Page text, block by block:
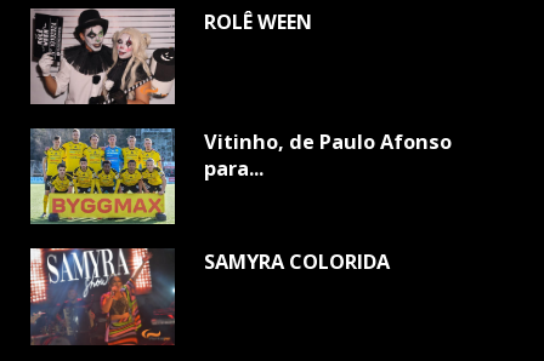
ROLÊ WEEN
Vitinho, de Paulo Afonso
para...
SAMYRA COLORIDA